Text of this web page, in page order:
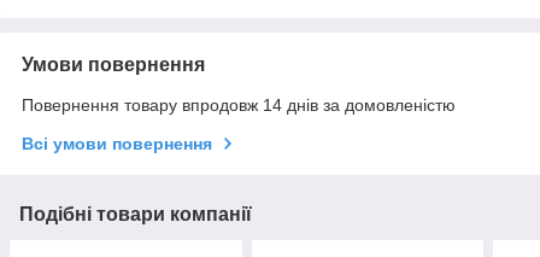
Умови повернення
Повернення товару впродовж 14 днів за домовленістю
Всі умови повернення
Подібні товари компанії